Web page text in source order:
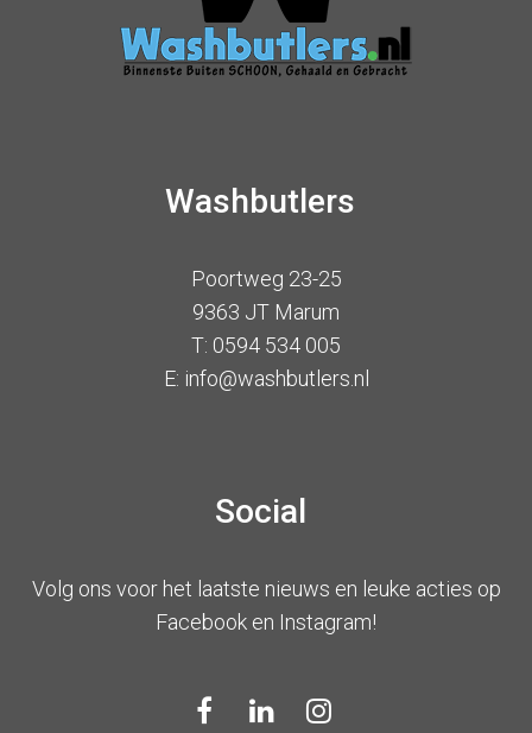
Washbutlers
Poortweg 23-25
9363 JT Marum
T: 0594 534 005
E: info@washbutlers.nl
Social
Volg ons voor het laatste nieuws en leuke acties op
Facebook en Instagram!